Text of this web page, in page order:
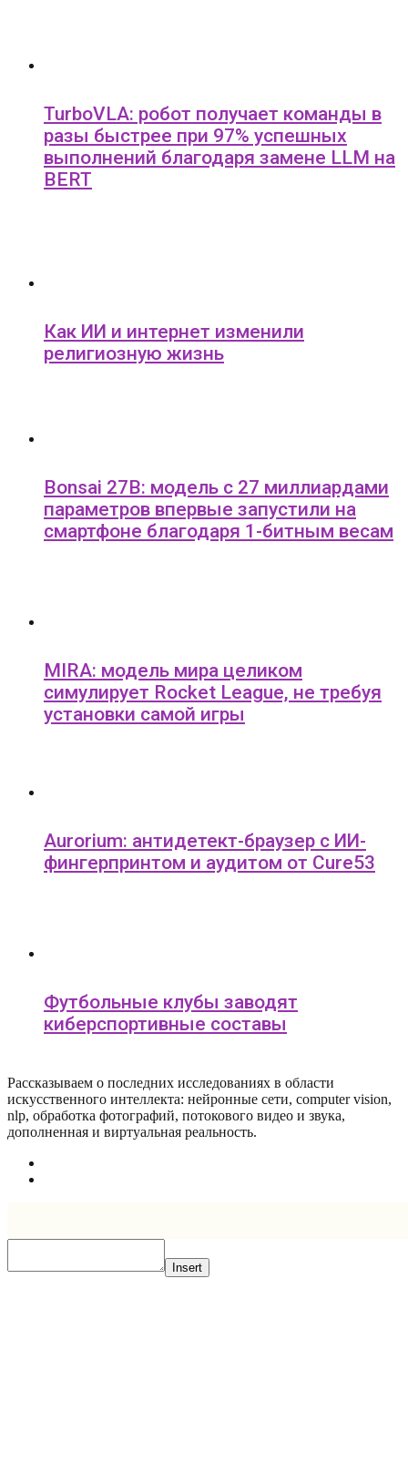
TurboVLA: робот получает команды в
разы быстрее при 97% успешных
выполнений благодаря замене LLM на
BERT
Как ИИ и интернет изменили
религиозную жизнь
Bonsai 27B: модель с 27 миллиардами
параметров впервые запустили на
смартфоне благодаря 1-битным весам
MIRA: модель мира целиком
симулирует Rocket League, не требуя
установки самой игры
Aurorium: антидетект-браузер с ИИ-
фингерпринтом и аудитом от Cure53
Футбольные клубы заводят
киберспортивные составы
Рассказываем о последних исследованиях в области
искусcтвенного интеллекта: нейронные сети, computer vision,
nlp, обработка фотографий, потокового видео и звука,
дополненная и виртуальная реальность.
Insert